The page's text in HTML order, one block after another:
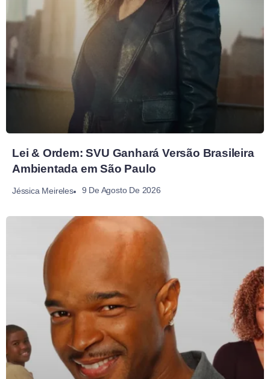
Lei & Ordem: SVU Ganhará Versão Brasileira
Ambientada em São Paulo
Jéssica Meireles 9 De Agosto De 2026